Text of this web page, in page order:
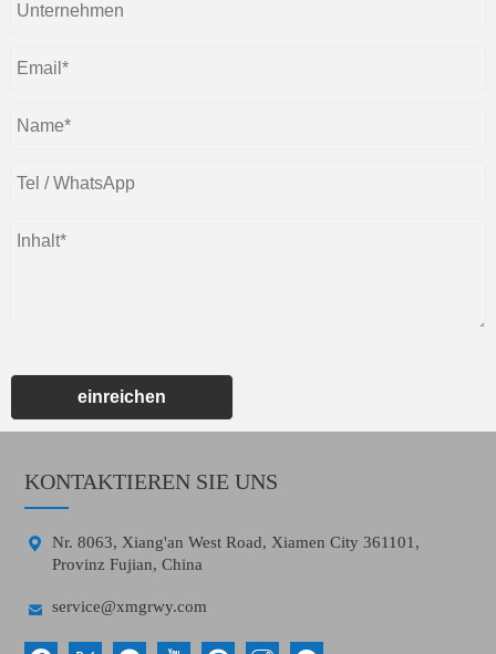
einreichen
KONTAKTIEREN SIE UNS

Nr. 8063, Xiang'an West Road, Xiamen City 361101,
Provinz Fujian, China
 service@xmgrwy.com